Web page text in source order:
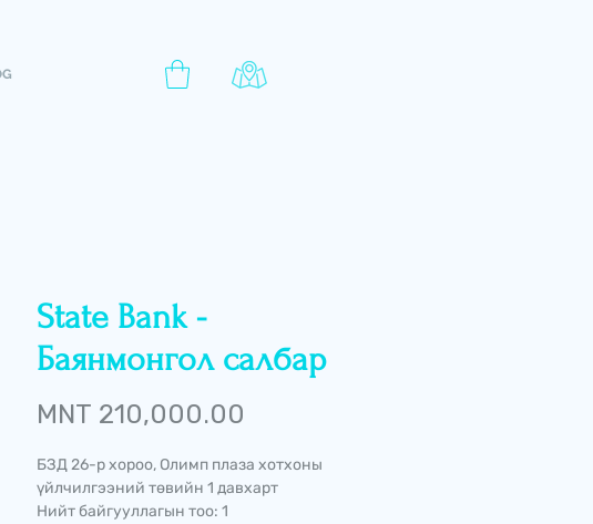
State Bank -
Баянмонгол салбар
MNT 210,000.00
БЗД 26-р хороо, Олимп плаза хотхоны
үйлчилгээний төвийн 1 давхарт
Нийт байгууллагын тоо: 1